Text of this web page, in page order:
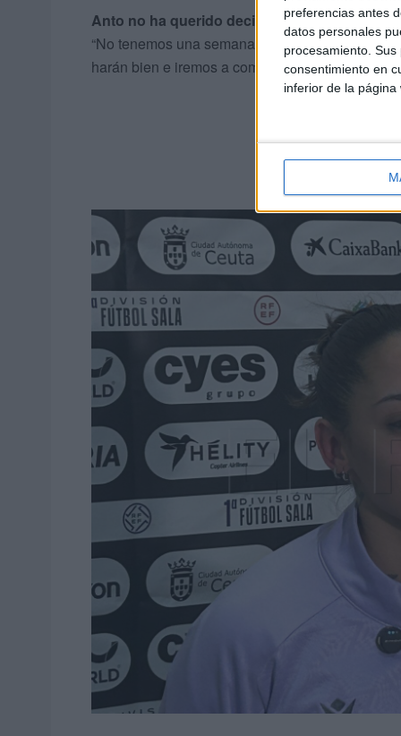
preferencias antes
datos personales
procesamiento.
consentimiento en
inferior de la página
Anto no ha querido decir nombres, pero el
“No tenemos una semana tranquila, nos está
harán bien e iremos a competir como siempre”,